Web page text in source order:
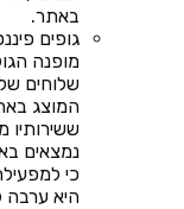
באתר.
גופים
מופנה
שלוחים
המוצג
ששירותיו
נמצאים
כי
היא ערבה